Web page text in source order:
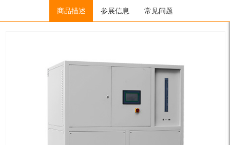
低温冷冻机（低温流体）/超低温冷冻机/ LTZ6-10W
商品描述 参展信息 常见问题